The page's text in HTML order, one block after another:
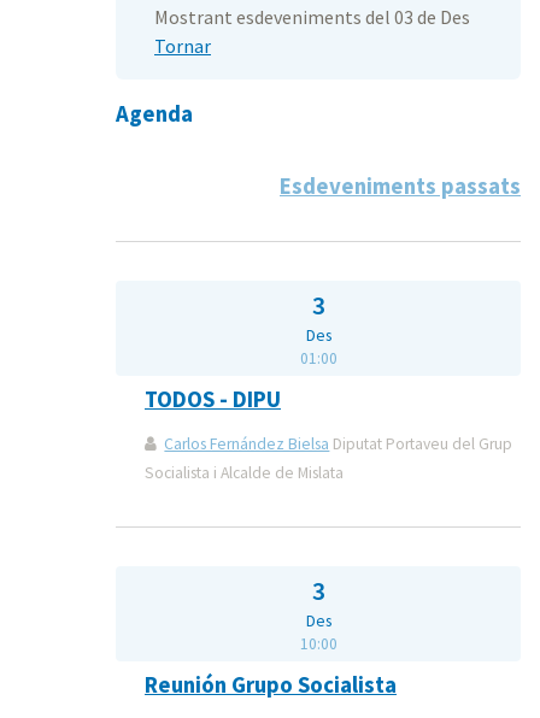
Mostrant esdeveniments del 03 de Des
Tornar
Agenda
Esdeveniments passats
3
Des
01:00
TODOS - DIPU
Carlos Fernández Bielsa Diputat Portaveu del Grup
Socialista i Alcalde de Mislata
3
Des
10:00
Reunión Grupo Socialista